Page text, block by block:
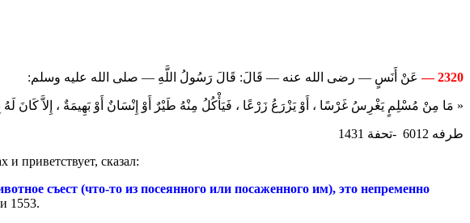
2320
— عَنْ أَنَسٍ — رضى الله عنه — قَالَ: قَالَ رَسُولُ اللَّهِ — صلى الله عليه وسلم:
« مَا مِنْ مُسْلِمٍ يَغْرِسُ غَرْسًا ، أَوْ يَزْرَعُ زَرْعًا ، فَيَأْكُلُ مِنْهُ طَيْرٌ أَوْ إِنْسَانٌ أَوْ بَهِيمَةٌ ، إِلاَّ كَانَ
طرفه 6012 -تحفة 1431
приветствует, сказал:
съест (что-то из посеянного или посаженного им), это непременно
1553.